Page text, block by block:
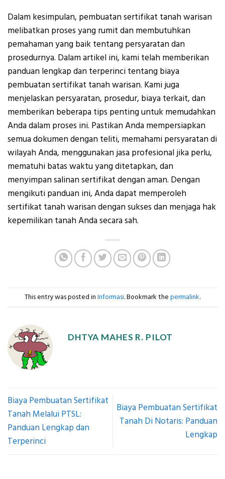
Dalam kesimpulan, pembuatan sertifikat tanah warisan
melibatkan proses yang rumit dan membutuhkan
pemahaman yang baik tentang persyaratan dan
prosedurnya. Dalam artikel ini, kami telah memberikan
panduan lengkap dan terperinci tentang biaya
pembuatan sertifikat tanah warisan. Kami juga
menjelaskan persyaratan, prosedur, biaya terkait, dan
memberikan beberapa tips penting untuk memudahkan
Anda dalam proses ini. Pastikan Anda mempersiapkan
semua dokumen dengan teliti, memahami persyaratan di
wilayah Anda, menggunakan jasa profesional jika perlu,
mematuhi batas waktu yang ditetapkan, dan
menyimpan salinan sertifikat dengan aman. Dengan
mengikuti panduan ini, Anda dapat memperoleh
sertifikat tanah warisan dengan sukses dan menjaga hak
kepemilikan tanah Anda secara sah.
This entry was posted in Informasi. Bookmark the permalink.
DHTYA MAHES R. PILOT
Biaya Pembuatan Sertifikat
Tanah Melalui PTSL:
Panduan Lengkap dan
Terperinci
Biaya Pembuatan Sertifikat
Tanah Di Notaris: Panduan
Lengkap